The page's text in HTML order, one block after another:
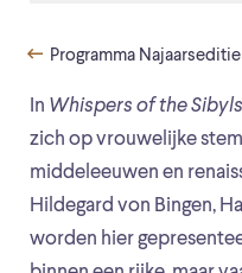
In Whispers of the Sibyls
zich op vrouwelijke
middeleeuwen en
Hildegard von Bingen,
worden hier
Programma Najaarseditie